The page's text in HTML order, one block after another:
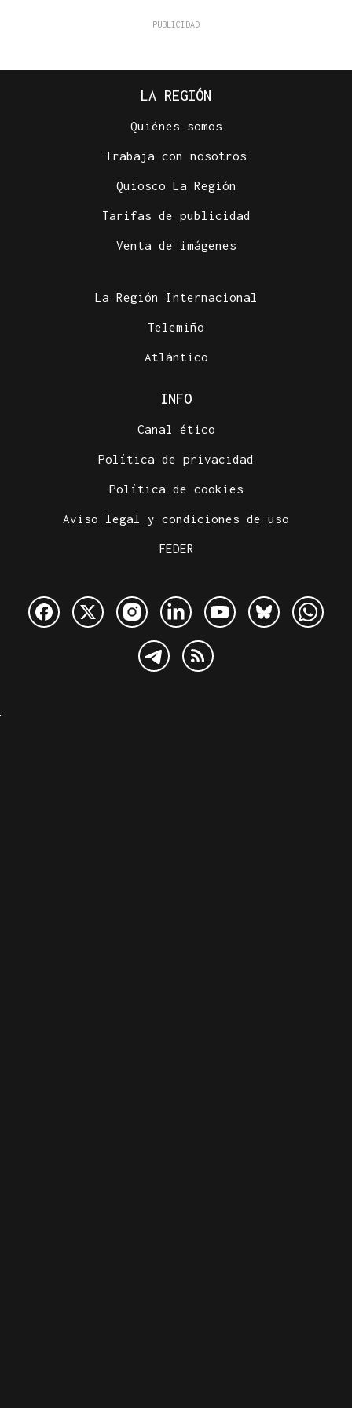
LA REGIÓN
Quiénes somos
Trabaja con nosotros
Quiosco La Región
Tarifas de publicidad
Venta de imágenes
La Región Internacional
Telemiño
Atlántico
INFO
Canal ético
Política de privacidad
Política de cookies
Aviso legal y condiciones de uso
FEDER